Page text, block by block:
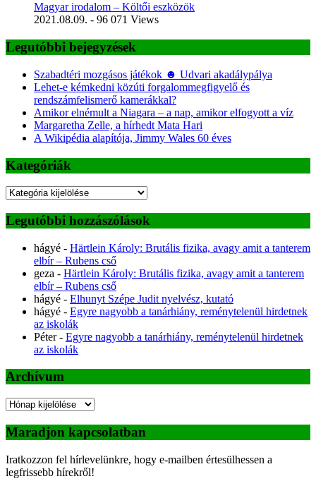
Magyar irodalom – Költői eszközök
2021.08.09. - 96 071 Views
Legutóbbi bejegyzések
Szabadtéri mozgásos játékok ☻ Udvari akadálypálya
Lehet-e kémkedni közúti forgalommegfigyelő és
rendszámfelismerő kamerákkal?
Amikor elnémult a Niagara – a nap, amikor elfogyott a víz
Margaretha Zelle, a hírhedt Mata Hari
A Wikipédia alapítója, Jimmy Wales 60 éves
Kategóriák
Kategóriák
Legutóbbi hozzászólások
hágyé - Härtlein Károly: Brutális fizika, avagy amit a tanterem
elbír – Rubens cső
geza - Härtlein Károly: Brutális fizika, avagy amit a tanterem
elbír – Rubens cső
hágyé - Elhunyt Szépe Judit nyelvész, kutató
hágyé - Egyre nagyobb a tanárhiány, reménytelenül hirdetnek
az iskolák
Péter- Egyre nagyobb a tanárhiány, reménytelenül hirdetnek
az iskolák
Archívum
Archívum
Maradjon kapcsolatban
Iratkozzon fel hírlevelünkre, hogy e-mailben értesülhessen a
legfrissebb hírekről!